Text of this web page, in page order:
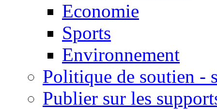
Economie
Sports
Environnement
Politique de soutien -
Publier sur les